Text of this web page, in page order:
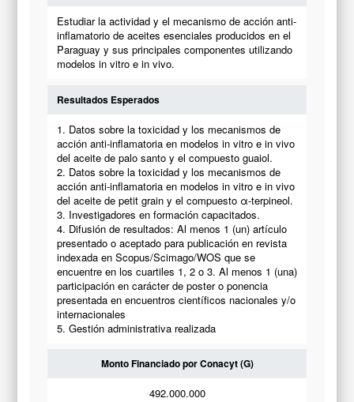
Estudiar la actividad y el mecanismo de acción anti-
inflamatorio de aceites esenciales producidos en el
Paraguay y sus principales componentes utilizando
modelos in vitro e in vivo.
Resultados Esperados
1. Datos sobre la toxicidad y los mecanismos de
acción anti-inflamatoria en modelos in vitro e in vivo
del aceite de palo santo y el compuesto guaiol.
2. Datos sobre la toxicidad y los mecanismos de
acción anti-inflamatoria en modelos in vitro e in vivo
del aceite de petit grain y el compuesto α-terpineol.
3. Investigadores en formación capacitados.
4. Difusión de resultados: Al menos 1 (un) artículo
presentado o aceptado para publicación en revista
indexada en Scopus/Scimago/WOS que se
encuentre en los cuartiles 1, 2 o 3. Al menos 1 (una)
participación en carácter de poster o ponencia
presentada en encuentros científicos nacionales y/o
internacionales
5. Gestión administrativa realizada
Monto Financiado por Conacyt (G)
492.000.000